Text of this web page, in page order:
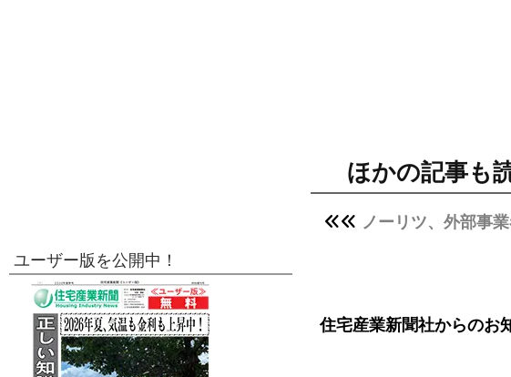
ほかの記事も
ノーリツ、外部事
住宅産業新聞社からのお
ユーザー版を公開中！